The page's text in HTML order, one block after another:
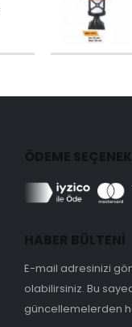
ÖDEME
HABER BÜLTENİ
E-mail adresinizi
olabilirsiniz. Bu
güncellemelerden